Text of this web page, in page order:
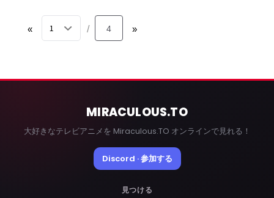
« / 4 »
MIRACULOUS.TO
大好きなテレビアニメを Miraculous.TO オンラインで見れる！
Discord · 参加する
見つける